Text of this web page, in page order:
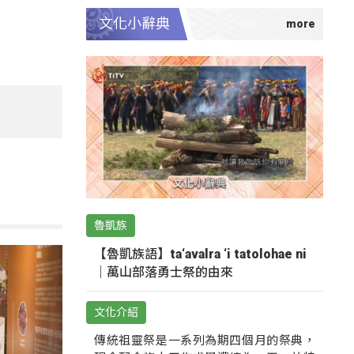
文化小辭典
魯凱族
【魯凱族語】ta‘avalra ‘i tatolohae ni
｜萬山部落勇士祭的由來
文化介紹
傳統祖靈祭是一系列為期四個月的祭典，